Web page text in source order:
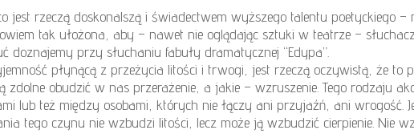
rzeczą doskonalszą i świadectwem wyższego talentu poetyckiego –
tak ułożona, aby – nawet nie oglądając sztuki w teatrze –
przy słuchaniu fabuły dramatycznej “Edypa”.
płynącą z przeżycia litości i trwogi, jest rzeczą oczywistą, że to
obudzić w nas przerażenie, a jakie – wzruszenie. Tego rodzaju
lub też między osobami, których nie łączy ani przyjaźń, ani wrogość.
tego czynu nie wzbudzi litości, lecz może ją wzbudzić cierpienie. Nie